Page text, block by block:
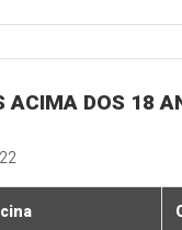
ACIMA DOS 18